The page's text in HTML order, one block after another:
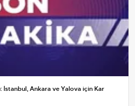
İstanbul, Ankara ve Yalova için Kar